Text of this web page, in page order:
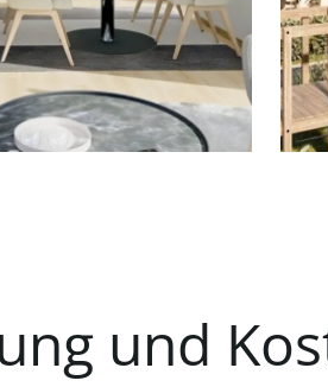
Fenster werden mit
außergewöhnlichen
und anhand der
wir Ihnen ein Exposé auch
und